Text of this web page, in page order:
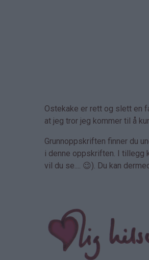
Ostekake er rett og slett en
at jeg tror jeg kommer til å
Grunnoppskriften finner du
i denne oppskriften. I tillegg
vil du se.... 😉). Du kan